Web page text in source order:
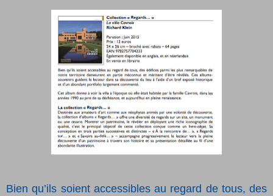
Bien qu’ils soient accessibles au regard de tous, des